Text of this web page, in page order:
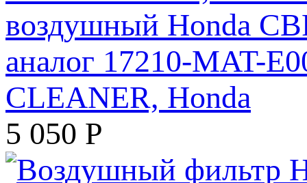
воздушный Honda
аналог 17210-MAT-
CLEANER, Honda
5 050 Р